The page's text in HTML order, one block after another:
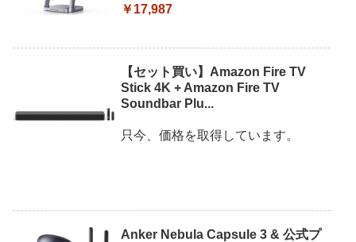
￥17,987
【セット買い】Amazon Fire TV
Stick 4K + Amazon Fire TV
Soundbar Plu...
只今、価格を取得しています。
Anker Nebula Capsule 3 & 公式プ